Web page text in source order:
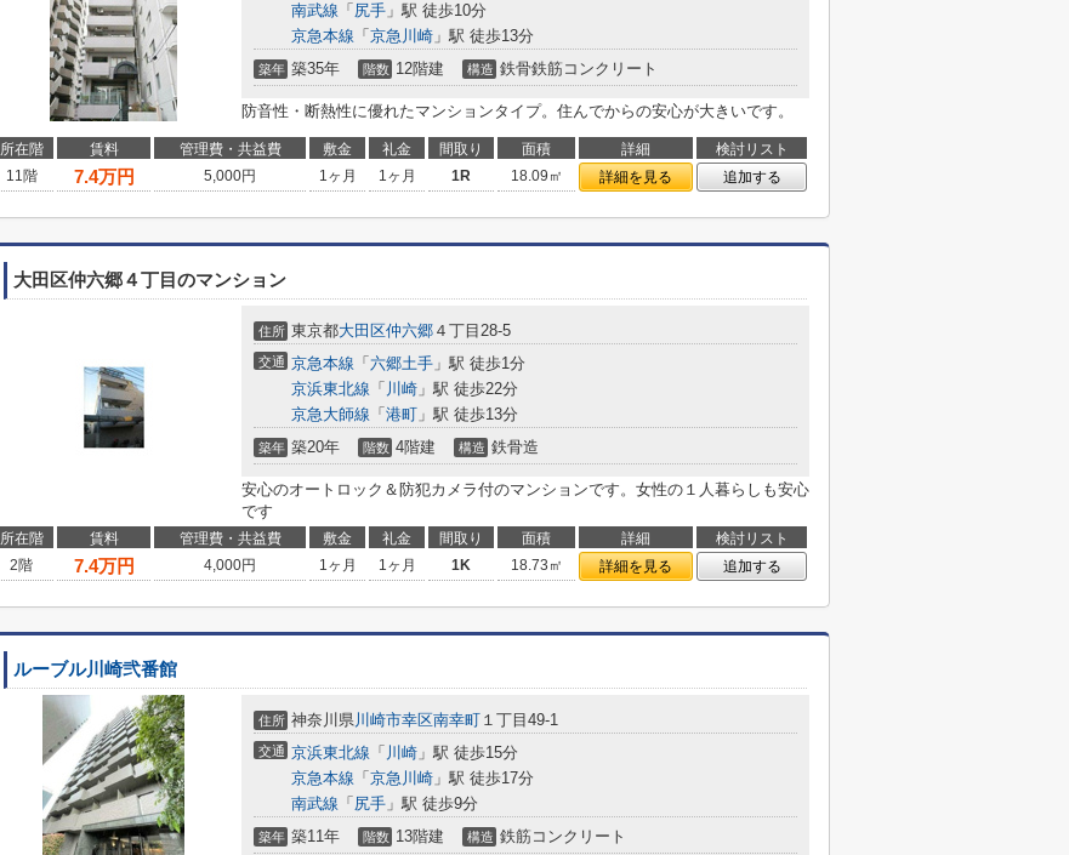
南武線 「 尻手 」駅 徒歩10分
京急本線 「 京急川崎 」駅 徒歩13分
築年 築35年 階数 12階建 構造 鉄骨鉄筋コンクリート
防音性・断熱性に優れたマンションタイプ。住んでからの安心が大きいです。
所在階 賃料 管理費・共益費 敷金 礼金 間取り 面積 詳細
検討リスト
11階
7.4万円 5,000円 1ヶ月 1ヶ月 1R 18.09㎡ 詳細を見る 追加する
大田区仲六郷４丁目のマンション
住所 東京都大田区仲六郷 ４丁目28-5
交通 京急本線 「 六郷土手 」駅 徒歩1分
京浜東北線 「 川崎 」駅 徒歩22分
京急大師線 「 港町 」駅 徒歩13分
築年 築20年 階数 4階建 構造 鉄骨造
安心のオートロック＆防犯カメラ付のマンションです。女性の１人暮らしも安心
です
所在階 賃料 管理費・共益費 敷金 礼金 間取り 面積 詳細
検討リスト
2階
7.4万円 4,000円 1ヶ月 1ヶ月 1K 18.73㎡ 詳細を見る 追加する
ルーブル川崎弐番館
住所 神奈川県川崎市幸区南幸町 １丁目49-1
交通 京浜東北線 「 川崎 」駅 徒歩15分
京急本線 「 京急川崎 」駅 徒歩17分
南武線 「 尻手 」駅 徒歩9分
築年 築11年 階数 13階建 構造 鉄筋コンクリート